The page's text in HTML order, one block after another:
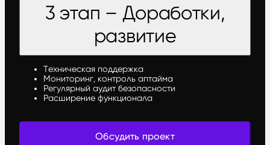
3 этап – Доработки,
развитие
Техническая поддержка
Мониторинг, контроль аптайма
Регулярный аудит безопасности
Расширение функционала
Обсудить проект